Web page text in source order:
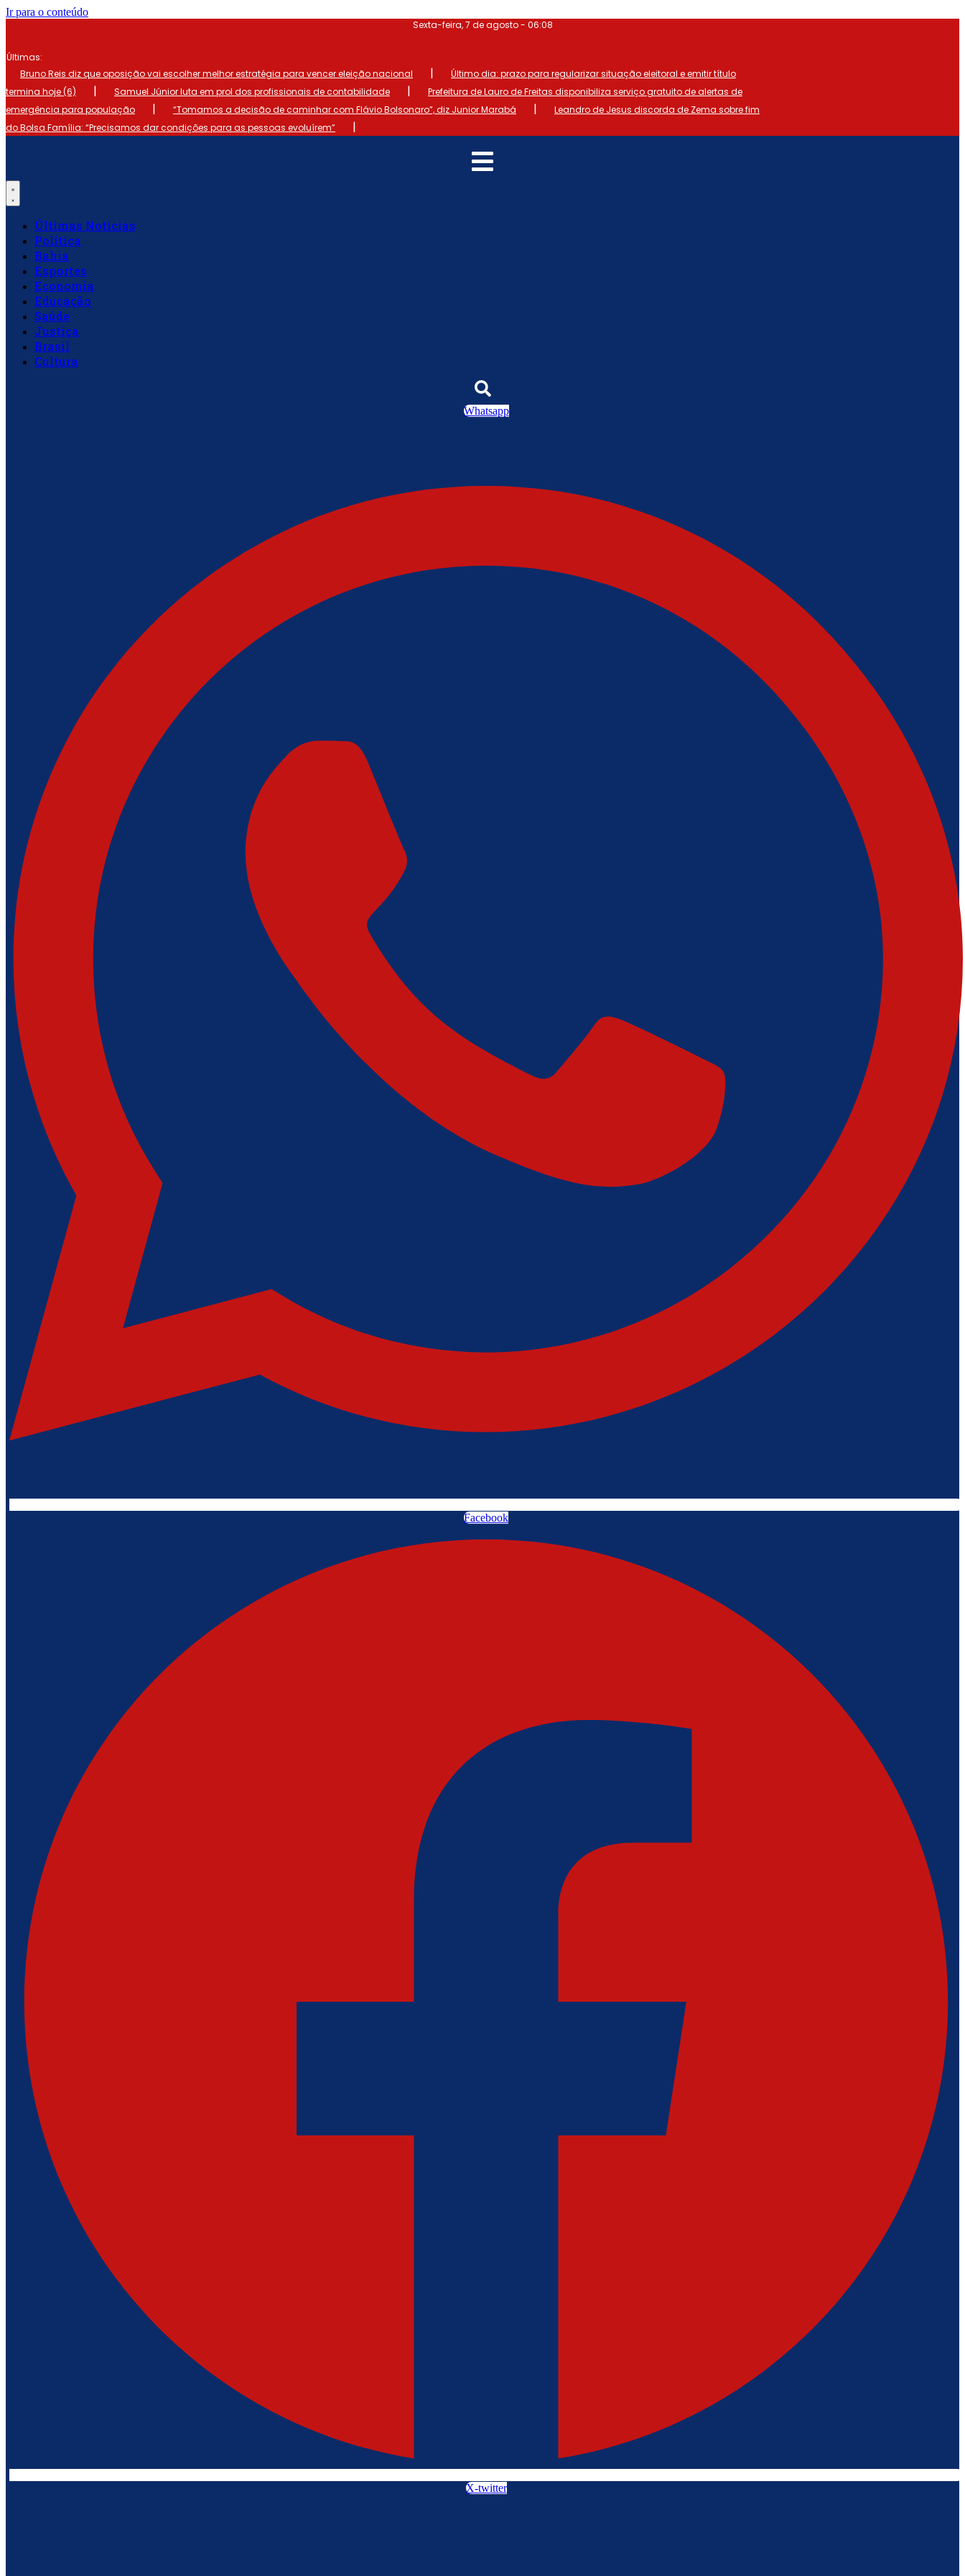
Ir para o conteúdo
Sexta-feira, 7 de agosto - 06:08
Últimas:
Bruno Reis diz que oposição vai escolher melhor estratégia para vencer eleição nacional
|
Último dia: prazo para regularizar situação eleitoral e emitir título
termina hoje (6)
| Samuel Júnior luta em prol dos profissionais de contabilidade |
Prefeitura de Lauro de Freitas disponibiliza serviço gratuito de alertas de
emergência para população
| “Tomamos a decisão de caminhar com Flávio Bolsonaro”, diz Junior Marabá |
Leandro de Jesus discorda de Zema sobre fim
do Bolsa Família: “Precisamos dar condições para as pessoas evoluírem”
|
Últimas Notícias
Política
Bahia
Esportes
Economia
Educação
Saúde
Justiça
Brasil
Cultura
Whatsapp
Facebook
X-twitter